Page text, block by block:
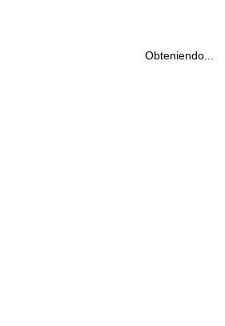
Obteniendo...